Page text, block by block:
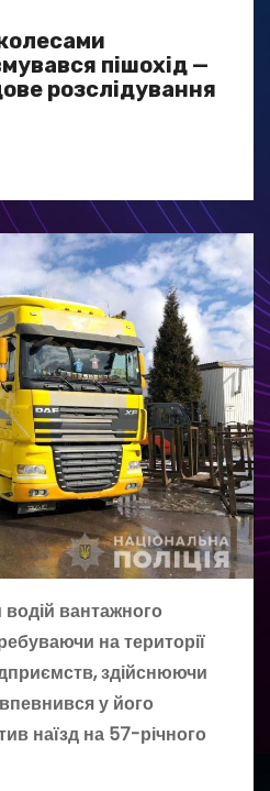
пішохід —
розслідування
вантажного
на території
здійснюючи
у його
наїзд на 57-річного